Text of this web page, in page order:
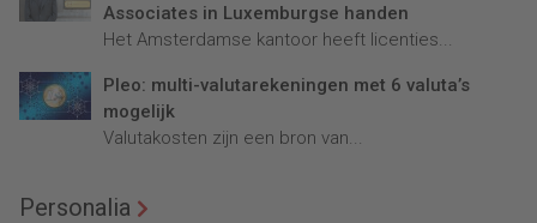
Associates in Luxemburgse handen
Het Amsterdamse kantoor heeft licenties...
Pleo: multi-valutarekeningen met 6 valuta’s
mogelijk
Valutakosten zijn een bron van...
Personalia